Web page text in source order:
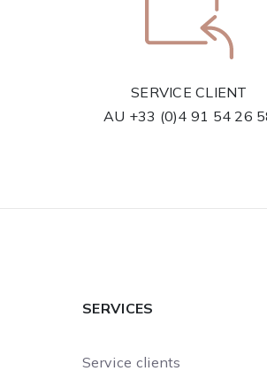
SERVICE CLIENT
AU +33 (0)4 91 54 26
SERVICES
Service clients